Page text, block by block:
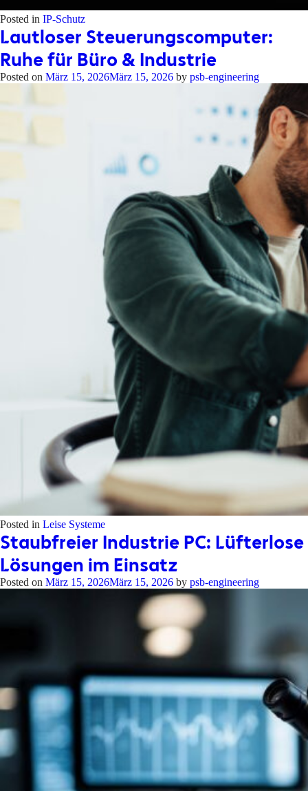
Posted in IP-Schutz
Lautloser Steuerungscomputer:
Ruhe für Büro & Industrie
Posted on März 15, 2026März 15, 2026 by psb-engineering
Posted in Leise Systeme
Staubfreier Industrie PC: Lüfterlose
Lösungen im Einsatz
Posted on März 15, 2026März 15, 2026 by psb-engineering